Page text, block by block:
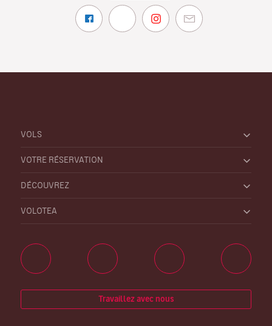
VOLS
VOTRE RÉSERVATION
DÉCOUVREZ
VOLOTEA
Travaillez avec nous